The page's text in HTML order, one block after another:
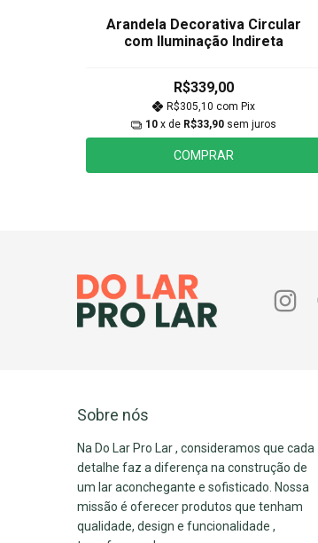
Arandela Decorativa Circular
com Iluminação Indireta
R$339,00
R$305,10 com Pix
10 x de R$33,90 sem juros
COMPRAR
Sobre nós
Na Do Lar Pro Lar , consideramos que cada
detalhe faz a diferença na construção de
um lar aconchegante e sofisticado. Nossa
missão é oferecer produtos que tenham
qualidade, design e funcionalidade ,